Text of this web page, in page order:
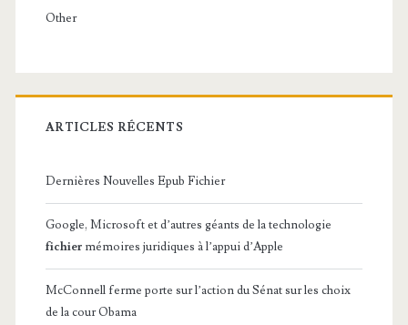
Other
ARTICLES RÉCENTS
Dernières Nouvelles Epub Fichier
Google, Microsoft et d’autres géants de la technologie
fichier mémoires juridiques à l’appui d’Apple
McConnell ferme porte sur l’action du Sénat sur les choix
de la cour Obama